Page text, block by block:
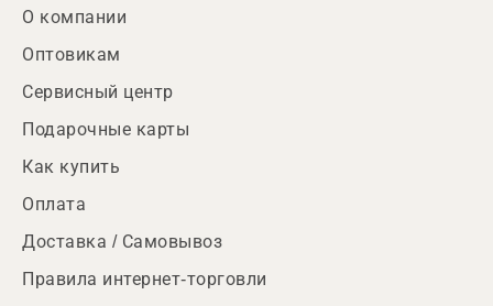
О компании
Оптовикам
Сервисный центр
Подарочные карты
Как купить
Оплата
Доставка / Самовывоз
Правила интернет-торговли